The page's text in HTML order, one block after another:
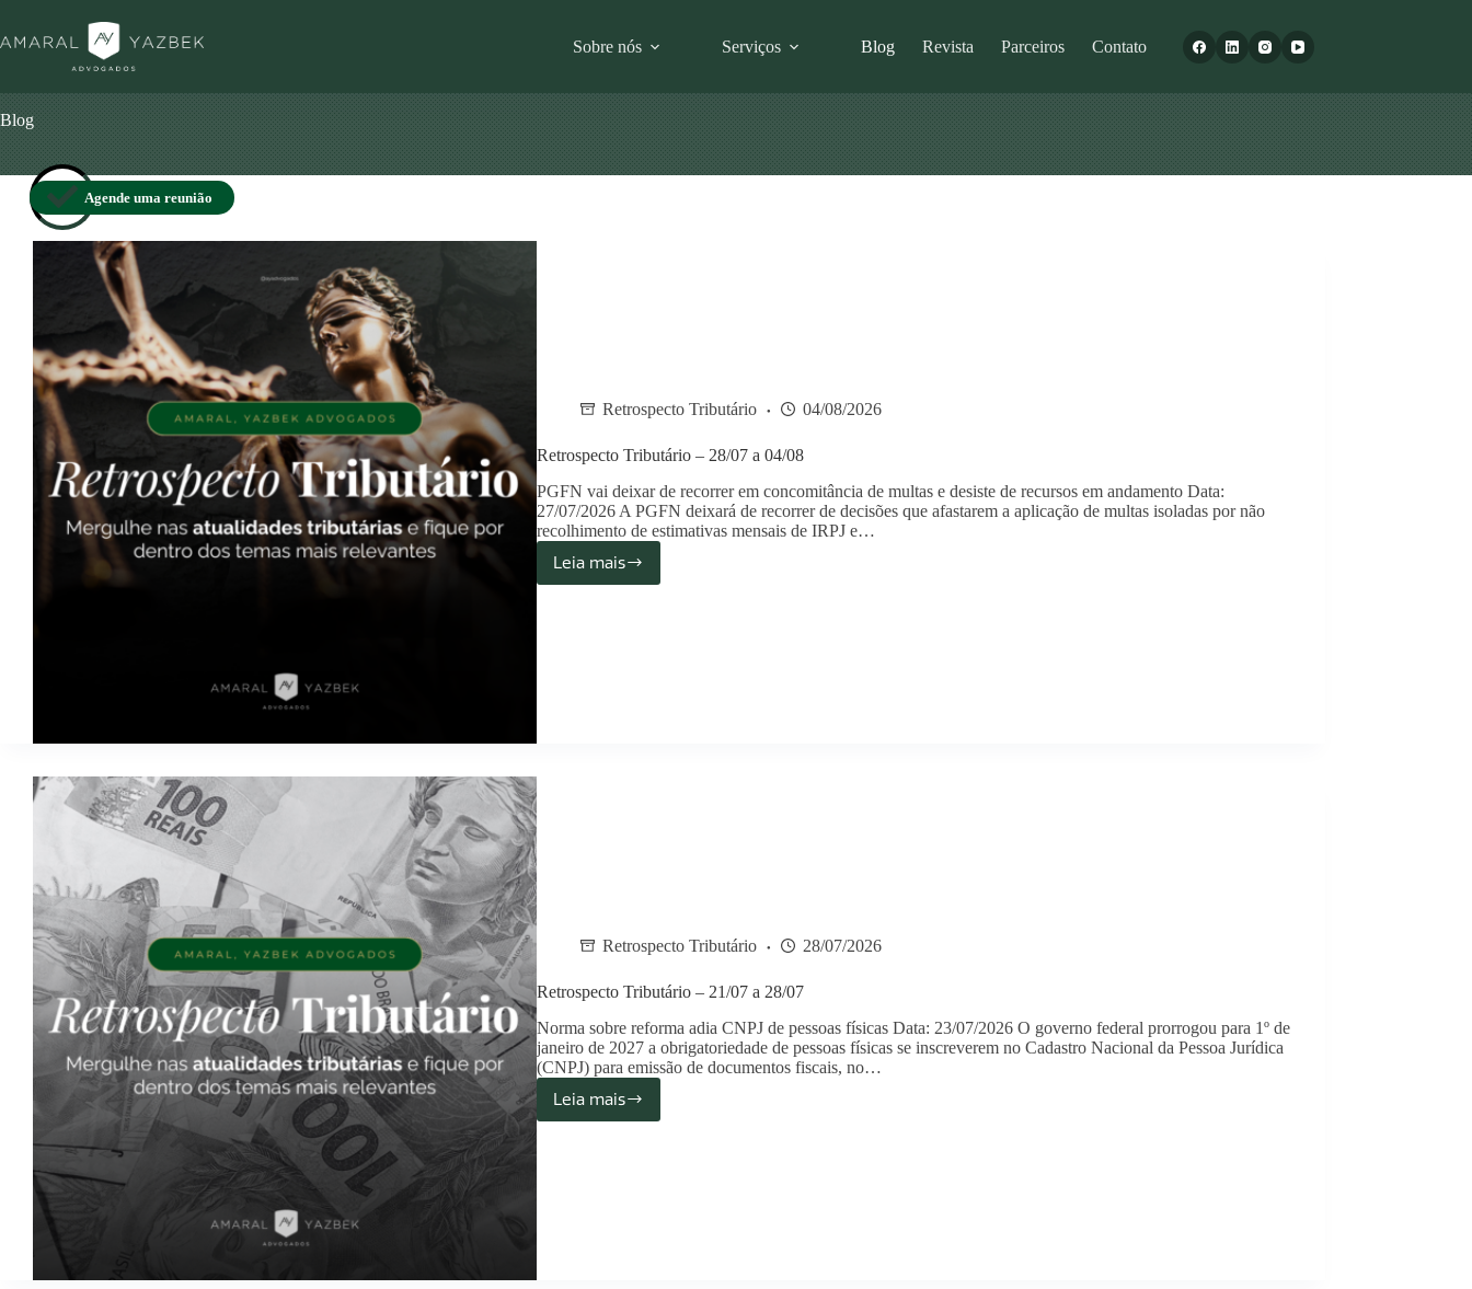
Agende uma reunião
Sobre nós Serviços Blog Revista Parceiros Contato
Blog
Retrospecto Tributário 04/08/2026
Retrospecto Tributário – 28/07 a 04/08
PGFN vai deixar de recorrer em concomitância de multas e desiste de recursos em andamento Data:
27/07/2026 A PGFN deixará de recorrer de decisões que afastarem a aplicação de multas isoladas por não
recolhimento de estimativas mensais de IRPJ e…
Leia mais
Retrospecto Tributário 28/07/2026
Retrospecto Tributário – 21/07 a 28/07
Norma sobre reforma adia CNPJ de pessoas físicas Data: 23/07/2026 O governo federal prorrogou para 1º de
janeiro de 2027 a obrigatoriedade de pessoas físicas se inscreverem no Cadastro Nacional da Pessoa Jurídica
(CNPJ) para emissão de documentos fiscais, no…
Leia mais